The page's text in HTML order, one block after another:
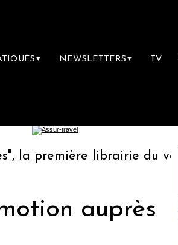
▼ NEWSLETTERS ▼ TV
première librairie du voyage
auprès